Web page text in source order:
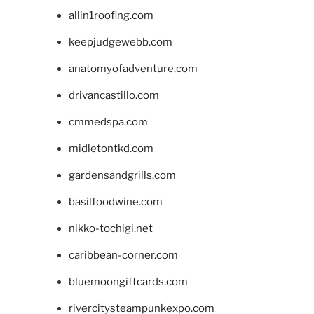
allin1roofing.com
keepjudgewebb.com
anatomyofadventure.com
drivancastillo.com
cmmedspa.com
midletontkd.com
gardensandgrills.com
basilfoodwine.com
nikko-tochigi.net
caribbean-corner.com
bluemoongiftcards.com
rivercitysteampunkexpo.com